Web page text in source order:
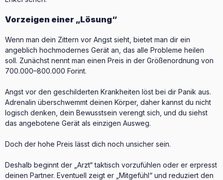
Vorzeigen einer „Lösung“
Wenn man dein Zittern vor Angst sieht, bietet man dir ein
angeblich hochmodernes Gerät an, das alle Probleme heilen
soll. Zunächst nennt man einen Preis in der Größenordnung von
700.000–800.000 Forint.
Angst vor den geschilderten Krankheiten löst bei dir Panik aus.
Adrenalin überschwemmt deinen Körper, daher kannst du nicht
logisch denken, dein Bewusstsein verengt sich, und du siehst
das angebotene Gerät als einzigen Ausweg.
Doch der hohe Preis lässt dich noch unsicher sein.
Deshalb beginnt der „Arzt“ taktisch vorzufühlen oder er erpresst
deinen Partner. Eventuell zeigt er „Mitgefühl“ und reduziert den